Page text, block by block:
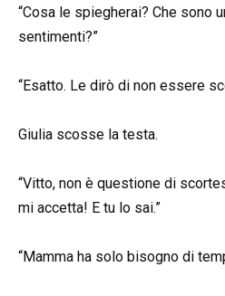
“Cosa le spiegherai? Che sono
sentimenti?”
“Esatto. Le dirò di non essere
Giulia scosse la testa.
“Vitto, non è questione di
mi accetta! E tu lo sai.”
“Mamma ha solo bisogno di